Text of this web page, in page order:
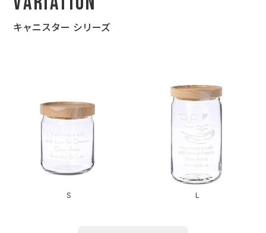
キャニスター シリーズ
S L